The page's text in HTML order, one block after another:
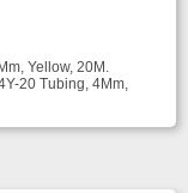
Yellow, 20M.
20 Tubing, 4Mm,